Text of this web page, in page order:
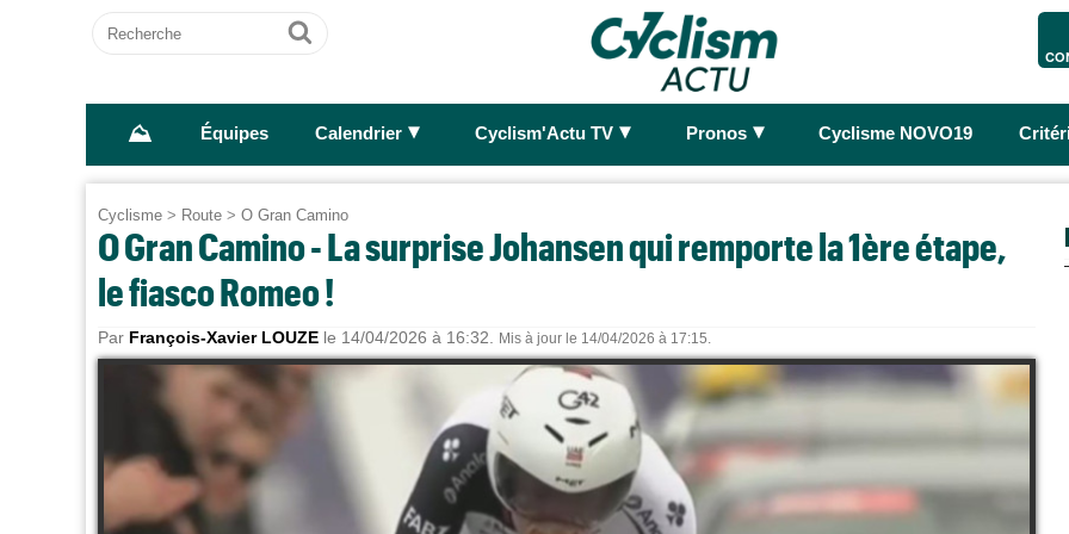
Recherche
Ok
⛰ Équipes Calendrier ► Cyclism'Actu TV ► Pronos ► Cyclisme NOVO19
Cyclisme > Route > O Gran Camino
O Gran Camino - La surprise Johansen qui remporte la 1ère étape,
le fiasco Romeo !
Par François-Xavier LOUZE le 14/04/2026 à 16:32. Mis à jour le 14/04/2026 à 17:15.